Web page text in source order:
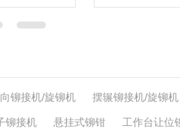
铆接机/旋铆机 摆辗铆接机/旋铆机
铆接机 悬挂式铆钳 工作台让位